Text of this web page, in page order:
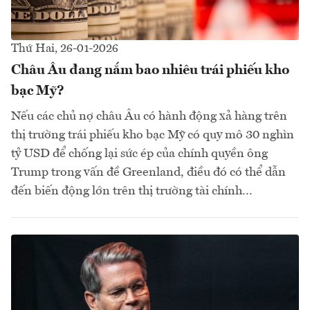
Thứ Hai, 26-01-2026
Châu Âu đang nắm bao nhiêu trái phiếu kho
bạc Mỹ?
Nếu các chủ nợ châu Âu có hành động xả hàng trên
thị trường trái phiếu kho bạc Mỹ có quy mô 30 nghìn
tỷ USD để chống lại sức ép của chính quyền ông
Trump trong vấn đề Greenland, điều đó có thể dẫn
đến biến động lớn trên thị trường tài chính...